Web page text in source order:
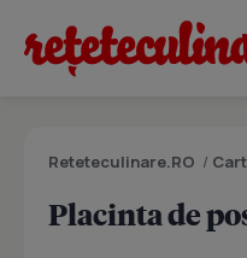
Reteteculinare.RO /
Placinta de